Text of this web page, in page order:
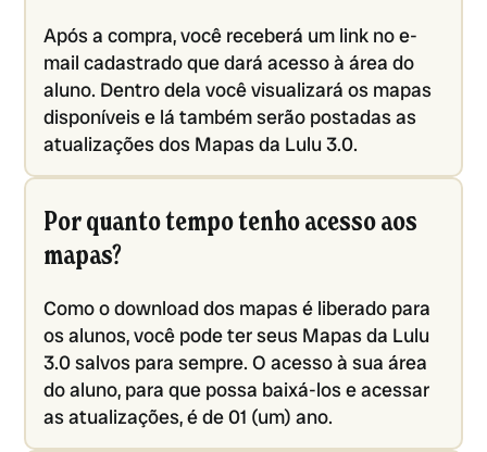
Após a compra, você receberá um link no e-
mail cadastrado que dará acesso à área do
aluno. Dentro dela você visualizará os mapas
disponíveis e lá também serão postadas as
atualizações dos Mapas da Lulu 3.0.
Por quanto tempo tenho acesso aos
mapas?
Como o download dos mapas é liberado para
os alunos, você pode ter seus Mapas da Lulu
3.0 salvos para sempre. O acesso à sua área
do aluno, para que possa baixá-los e acessar
as atualizações, é de 01 (um) ano.